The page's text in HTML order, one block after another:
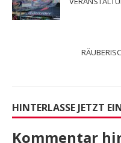
HINTERLASSE JETZT
Kommentar